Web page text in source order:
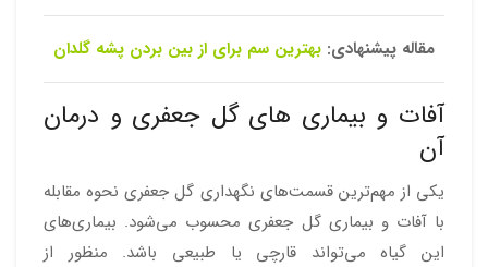
مقاله پیشنهادی: بهترین سم برای از بین بردن پشه گلدان
آفات و بیماری های گل جعفری و درمان
آن
یکی از مهم‌ترین قسمت‌های نگهداری گل جعفری نحوه مقابله
با آفات و بیماری گل جعفری محسوب می‌شود. بیماری‌های
این گیاه می‌تواند قارچی یا طبیعی باشد. منظور از